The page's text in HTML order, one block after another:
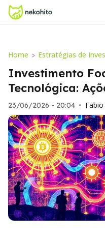
Home > Estratégias de
Investimento
Tecnológica:
23/06/2026 - 20:04 •